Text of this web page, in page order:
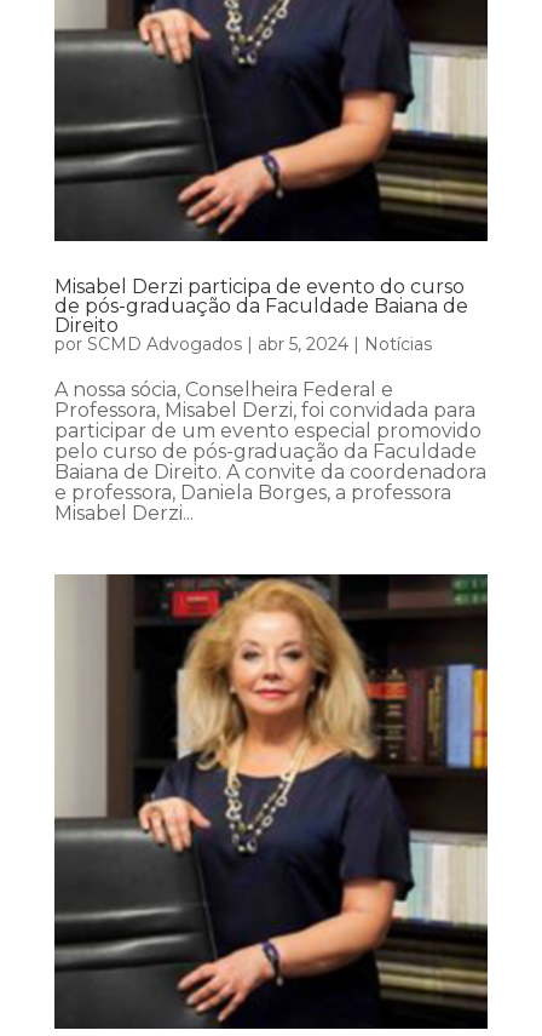
Misabel Derzi participa de evento do curso
de pós-graduação da Faculdade Baiana de
Direito
por SCMD Advogados| abr 5, 2024| Notícias
A nossa sócia, Conselheira Federal e
Professora, Misabel Derzi, foi convidada para
participar de um evento especial promovido
pelo curso de pós-graduação da Faculdade
Baiana de Direito. A convite da coordenadora
e professora, Daniela Borges, a professora
Misabel Derzi...